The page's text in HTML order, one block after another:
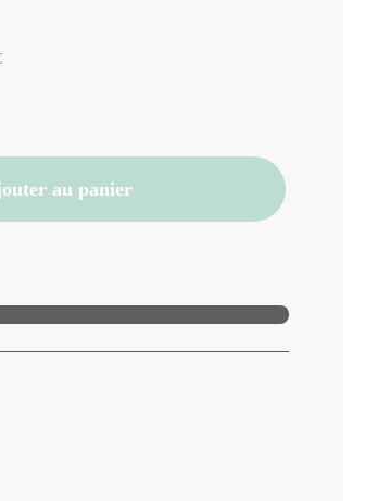
au panier